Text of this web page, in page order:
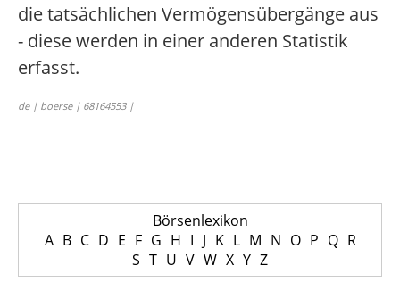
die tatsächlichen Vermögensübergänge aus
- diese werden in einer anderen Statistik
erfasst.
de | boerse | 68164553 |
Börsenlexikon
A B C D E F G H I J K L M N O P Q R
S T U V W X Y Z